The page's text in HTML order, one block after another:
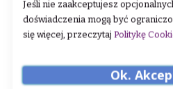
Jeśli nie zaakceptujesz
doświadczenia mogą być
się więcej, przeczytaj Politykę
Ok.